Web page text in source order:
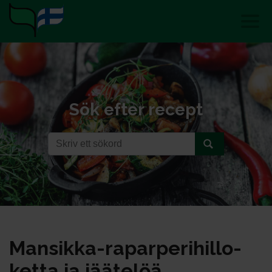
Sök efter recept
Man­sik­ka-ra­par­pe­ri­hil­lo­